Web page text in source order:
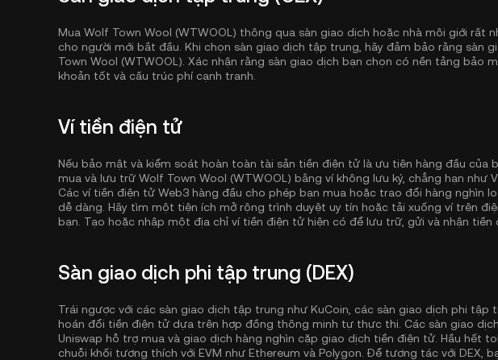
Mua Wolf Town Wool (WTWOOL) thông qua sàn giao dịch hoặc nhà môi giới rất
cho người mới bắt đầu. Khi chọn sàn giao dịch tập trung, hãy đảm bảo rằng sàn
Town Wool (WTWOOL). Xác nhận rằng sàn giao dịch bạn chọn có nền tảng bảo
khoản tốt và cấu trúc phí cạnh tranh.
Ví tiền điện tử
Nếu bảo mật và kiểm soát hoàn toàn tài sản tiền điện tử là ưu tiên hàng đầu của
mua và lưu trữ Wolf Town Wool (WTWOOL) bằng ví không lưu ký, chẳng hạn như
Các ví tiền điện tử Web3 hàng đầu cho phép bạn mua hoặc trao đổi hàng nghìn
dễ dàng. Hãy tìm một tiện ích mở rộng trình duyệt uy tín hoặc tải xuống ví trên
bạn. Tạo hoặc nhập một địa chỉ ví tiền điện tử hiện có để lưu trữ, gửi và nhận tiền
Sàn giao dịch phi tập trung (DEX)
Trái ngược với các sàn giao dịch tập trung như KuCoin, các sàn giao dịch phi tập
hoán đổi tiền điện tử dựa trên hợp đồng thông minh tự thực thi. Các sàn giao
Uniswap hỗ trợ mua và giao dịch hàng nghìn cặp giao dịch tiền điện tử. Hầu hết
chuỗi khối tương thích với EVM như Ethereum và Polygon . Để tương tác với DEX,